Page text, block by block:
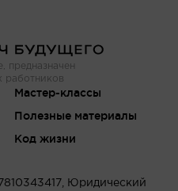
предназначен
работников
Мастер-классы
Полезные материалы
Код жизни
Юридический